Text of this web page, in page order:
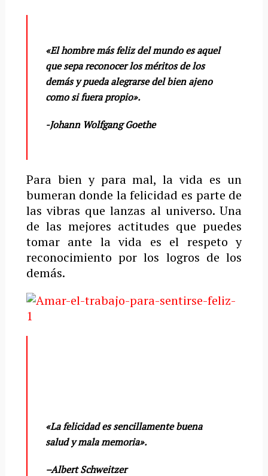
«El hombre más feliz del mundo es aquel
que sepa reconocer los méritos de los
demás y pueda alegrarse del bien ajeno
como si fuera propio».
-Johann WolfgangGoethe
Para bien y para mal, la vida es un
bumeran donde la felicidad es parte de
las vibras que lanzas al universo. Una
de las mejores actitudes que puedes
tomar ante la vida es el respeto y
reconocimiento por los logros de los
demás.
«La felicidad es sencillamente buena
salud y mala memoria».
–Albert Schweitzer